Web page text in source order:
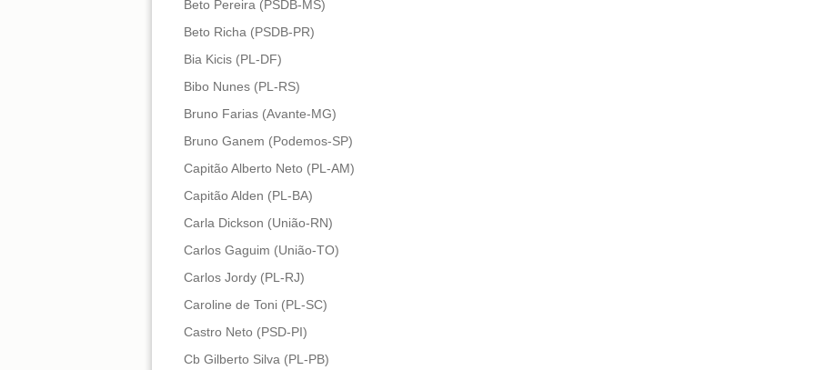
Beto Pereira (PSDB-MS)
Beto Richa (PSDB-PR)
Bia Kicis (PL-DF)
Bibo Nunes (PL-RS)
Bruno Farias (Avante-MG)
Bruno Ganem (Podemos-SP)
Capitão Alberto Neto (PL-AM)
Capitão Alden (PL-BA)
Carla Dickson (União-RN)
Carlos Gaguim (União-TO)
Carlos Jordy (PL-RJ)
Caroline de Toni (PL-SC)
Castro Neto (PSD-PI)
Cb Gilberto Silva (PL-PB)